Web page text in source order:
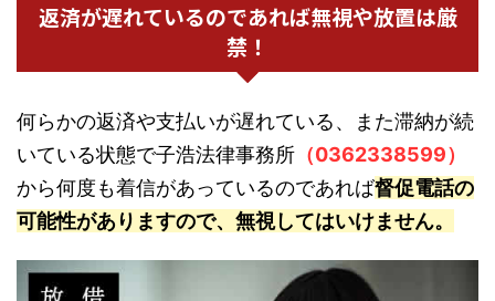
返済が遅れているのであれば無視や放置は厳
禁！
何らかの返済や支払いが遅れている、また滞納が続
いている状態で子浩法律事務所 （0362338599）
から何度も着信があっているのであれば督促電話の
可能性がありますので、無視してはいけません。